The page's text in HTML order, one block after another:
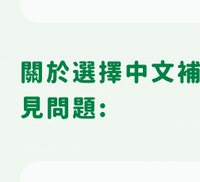
關於選擇中文
見問題: